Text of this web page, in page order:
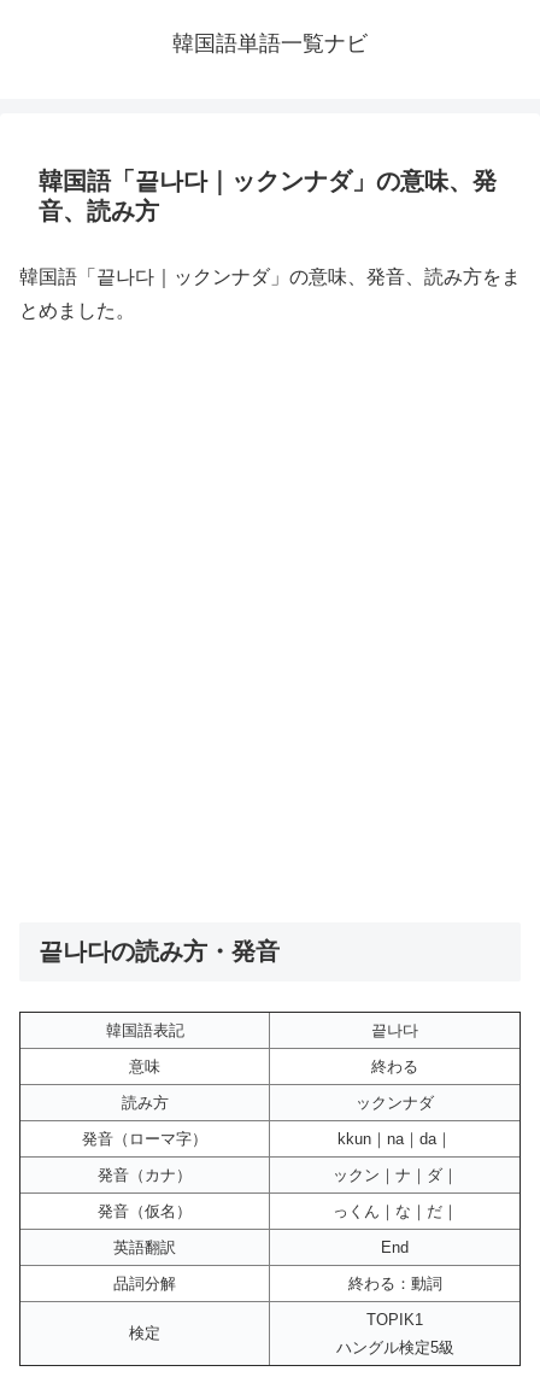
韓国語単語一覧ナビ
韓国語「끝나다｜ックンナダ」の意味、発
音、読み方
韓国語「끝나다｜ックンナダ」の意味、発音、読み方をま
とめました。
끝나다の読み方・発音
韓国語表記
끝나다
意味
終わる
読み方
ックンナダ
発音（ローマ字）
kkun｜na｜da｜
発音（カナ）
ックン｜ナ｜ダ｜
発音（仮名）
っくん｜な｜だ｜
英語翻訳
End
品詞分解
終わる：動詞
検定
TOPIK1
ハングル検定5級